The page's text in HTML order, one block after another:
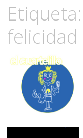
al
contenido
Etiqueta:
felicidad